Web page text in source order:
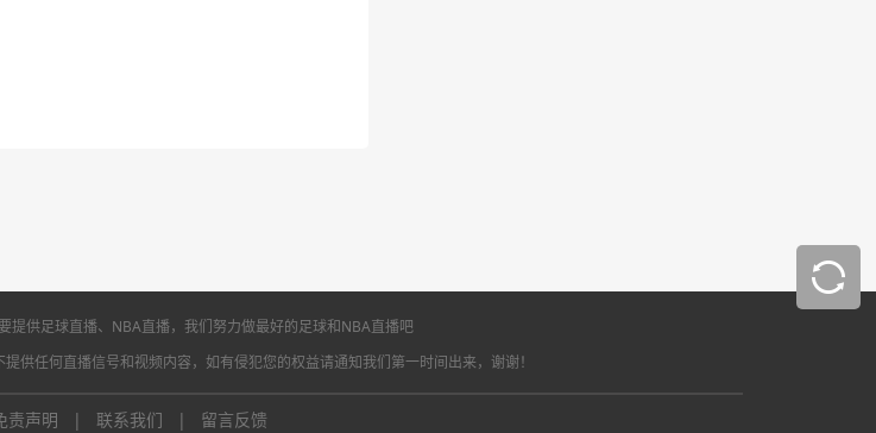
提供足球直播、NBA直播，我们努力做最好的足球和NBA直播吧
供任何直播信号和视频内容，如有侵犯您的权益请通知我们第一时间出来，谢谢！
责声明 | 联系我们 | 留言反馈